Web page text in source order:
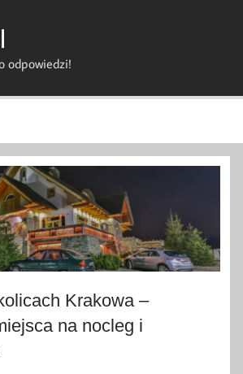
odpowiedzi!
Krakowa –
na nocleg i